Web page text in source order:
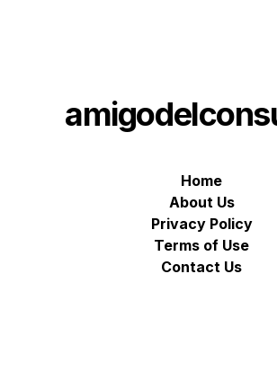
Home
About Us
Privacy Policy
Terms of Use
Contact Us